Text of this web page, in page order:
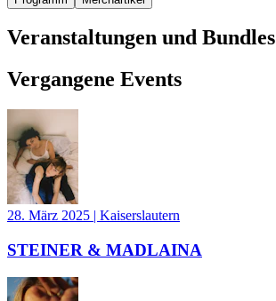
Veranstaltungen und Bundles
Vergangene Events
28. März 2025 | Kaiserslautern
STEINER & MADLAINA